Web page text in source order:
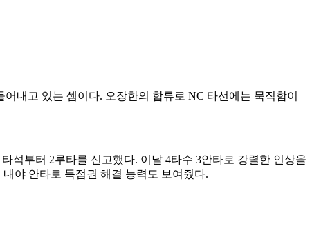
내고 있는 셈이다. 오장한의 합류로 NC 타선에는 묵직함이
석부터 2루타를 신고했다. 이날 4타수 3안타로 강렬한 인상을
야 안타로 득점권 해결 능력도 보여줬다.